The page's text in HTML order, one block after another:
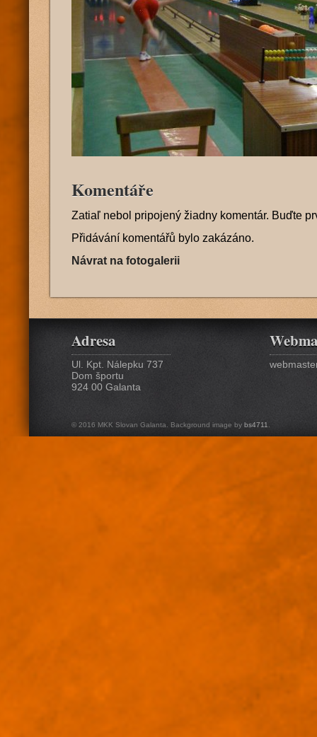
Komentáře
Zatiaľ nebol pripojený žiadny komentár. Buďte
Přidávání komentářů bylo zakázáno.
Návrat na fotogalerii
Adresa
Ul. Kpt. Nálepku 737
Dom športu
924 00 Galanta
© 2016 MKK Slovan Galanta. Background image by bs4711